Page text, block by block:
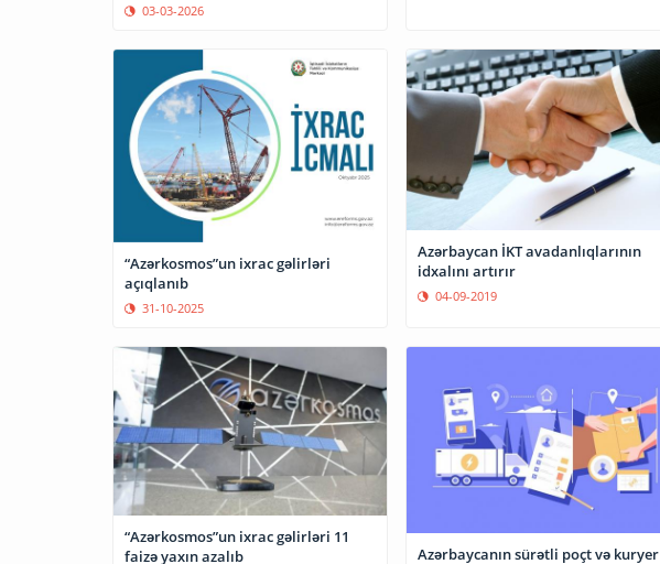
03-03-2026
“Azərkosmos”un ixrac gəlirləri
açıqlanıb
31-10-2025
Azərbaycan İKT avadanlıqlarının
idxalını artırır
04-09-2019
“Azərkosmos”un ixrac gəlirləri 11
faizə yaxın azalıb
Azərbaycanın sürətli poçt və kuryer